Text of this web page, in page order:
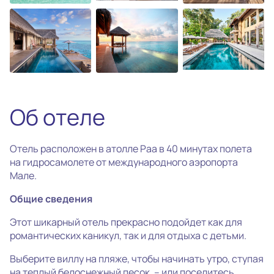
photo_camera
Все фотографии
(35)
Об отеле
Отель расположен в атолле Раа в 40 минутах полета
на гидросамолете от международного аэропорта
Мале.
Общие сведения
Этот шикарный отель прекрасно подойдет как для
романтических каникул, так и для отдыха с детьми.
Выберите виллу на пляже, чтобы начинать утро, ступая